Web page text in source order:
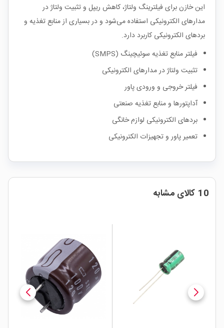
این خازن برای فیلترینگ ولتاژ، کاهش ریپل و تثبیت ولتاژ در
مدارهای الکترونیکی استفاده می‌شود و در بسیاری از منابع تغذیه و
بردهای الکترونیکی کاربرد دارد.
فیلتر منابع تغذیه سوئیچینگ (SMPS)
تثبیت ولتاژ در مدارهای الکترونیکی
فیلتر خروجی و ورودی پاور
آداپتورها و منابع تغذیه صنعتی
بردهای الکترونیکی لوازم خانگی
تعمیر پاور و تجهیزات الکترونیکی
10 کالای مشابه